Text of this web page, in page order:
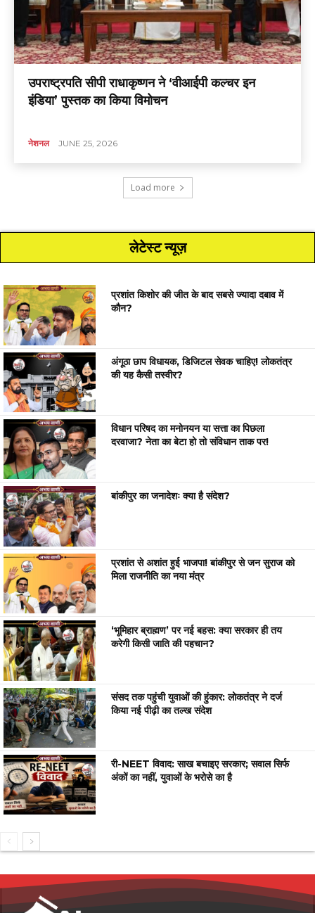
उपराष्ट्रपति सीपी राधाकृष्णन ने ‘वीआईपी कल्चर इन
इंडिया’ पुस्तक का किया विमोचन
नेशनल JUNE 25, 2026
Load more
लेटेस्ट न्यूज़
प्रशांत किशोर की जीत के बाद सबसे ज्यादा दबाव में
कौन?
अंगूठा छाप विधायक, डिजिटल सेवक चाहिए! लोकतंत्र
की यह कैसी तस्वीर?
विधान परिषद का मनोनयन या सत्ता का पिछला
दरवाजा? नेता का बेटा हो तो संविधान ताक पर!
बांकीपुर का जनादेशः क्या है संदेश?
प्रशांत से अशांत हुई भाजपा! बांकीपुर से जन सुराज को
मिला राजनीति का नया मंत्र
‘भूमिहार ब्राह्मण’ पर नई बहस: क्या सरकार ही तय
करेगी किसी जाति की पहचान?
संसद तक पहुंची युवाओं की हुंकार: लोकतंत्र ने दर्ज
किया नई पीढ़ी का तल्ख संदेश
री-NEET विवाद: साख बचाइए सरकार; सवाल सिर्फ
अंकों का नहीं, युवाओं के भरोसे का है